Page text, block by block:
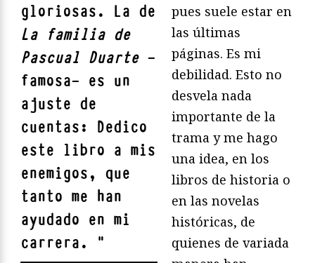
gloriosas. La de
La familia de
Pascual Duarte—
famosa— es un
ajuste de
cuentas: Dedico
este libro a mis
enemigos, que
tanto me han
ayudado en mi
carrera.
"
pues suele estar en
las últimas
páginas. Es mi
debilidad. Esto no
desvela nada
importante de la
trama y me hago
una idea, en los
libros de historia o
en las novelas
históricas, de
quienes de variada